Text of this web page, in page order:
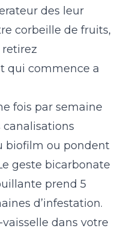
des leur
corbeille de fruits,
qui commence a
fois par semaine
biofilm ou pondent
geste bicarbonate
prend 5
d’infestation.
dans votre